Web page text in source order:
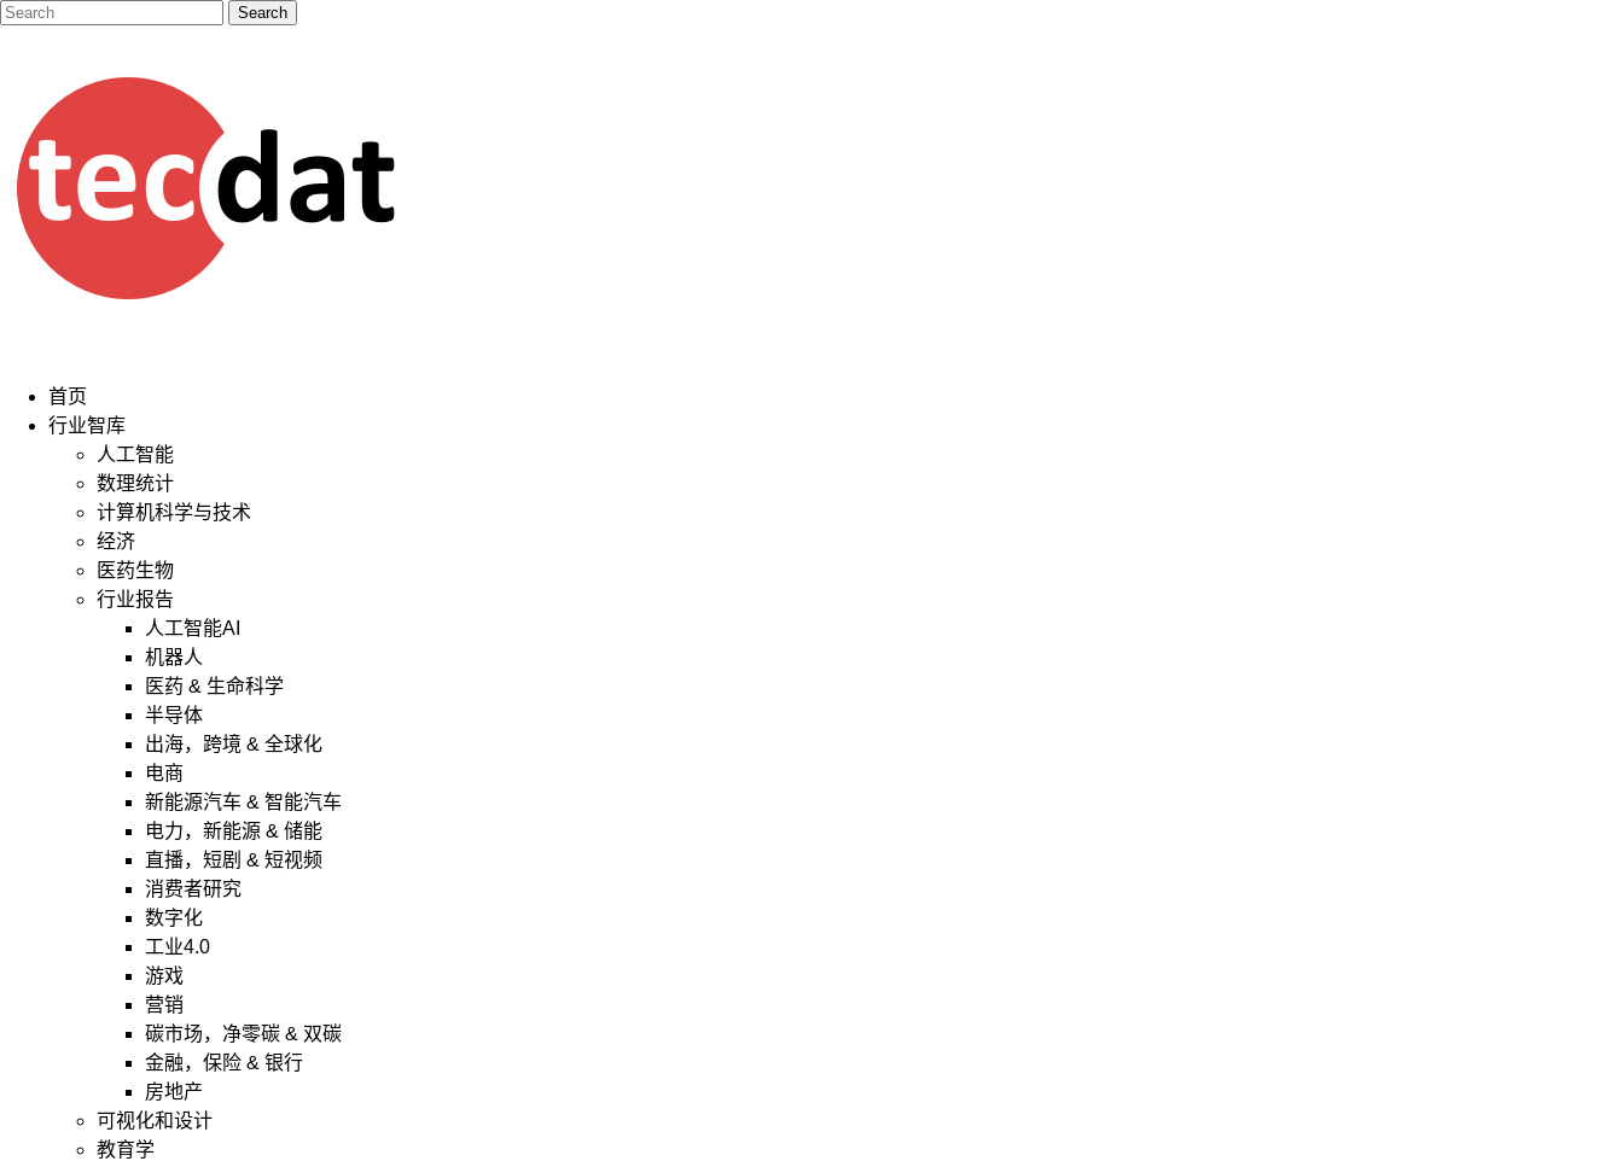
首页
行业智库
人工智能
数理统计
计算机科学与技术
经济
医药生物
行业报告
人工智能AI
机器人
医药 & 生命科学
半导体
出海，跨境 & 全球化
电商
新能源汽车 & 智能汽车
电力，新能源 & 储能
直播，短剧 & 短视频
消费者研究
数字化
工业4.0
游戏
营销
碳市场，净零碳 & 双碳
金融，保险 & 银行
房地产
可视化和设计
教育学